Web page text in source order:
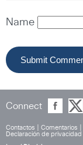
Name
Connect
Contactos Comentarios
Declaración de privacidad